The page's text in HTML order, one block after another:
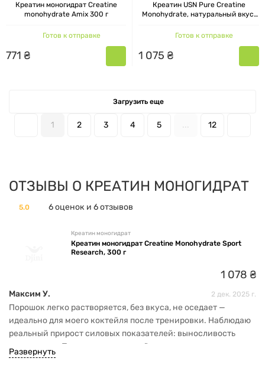
Креатин моногидрат Creatine
monohydrate Amix 300 г
Готов к отправке
771 ₴
Креатин USN Pure Creatine
Monohydrate, натуральный вкус,
Готов к отправке
1 075 ₴
1 2 3 4 5 ... 12
Загрузить еще
ОТЗЫВЫ О КРЕАТИН МОНОГИДРАТ
5.0 6 оценок и 6 отзывов
Креатин моногидрат
Креатин моногидрат Creatine Monohydrate Sport
Research, 300 г
1 078 ₴
Максим У. 2 дек. 2025 г.
Порошок легко растворяется, без вкуса, не оседает —
идеально для моего коктейля после тренировки. Наблюдаю
реальный прирост силовых показателей: выносливость
повысилась. При регулярном приёме + тренировках заметно
увеличилась сухая мышечная масса.
Развернуть